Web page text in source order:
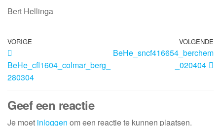
Bert Hellinga
VORIGE
BeHe_cfl1604_colmar_berg_
280304
VOLGENDE
BeHe_sncf416654_berchem
_020404
Geef een reactie
Je moet inloggen om een reactie te kunnen plaatsen.